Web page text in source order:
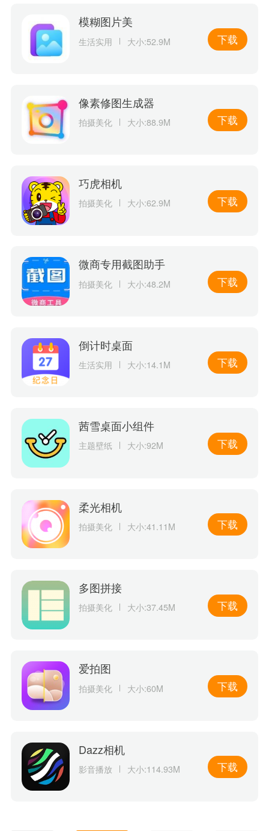
模糊图片美
生活实用 大小:52.9M 下载
像素修图生成器
拍摄美化 大小:88.9M 下载
巧虎相机
拍摄美化 大小:62.9M 下载
微商专用截图助手
拍摄美化 大小:48.2M 下载
倒计时桌面
生活实用 大小:14.1M 下载
茜雪桌面小组件
主题壁纸 大小:92M 下载
柔光相机
拍摄美化 大小:41.11M 下载
多图拼接
拍摄美化 大小:37.45M 下载
爱拍图
拍摄美化 大小:60M 下载
Dazz相机
影音播放 大小:114.93M 下载